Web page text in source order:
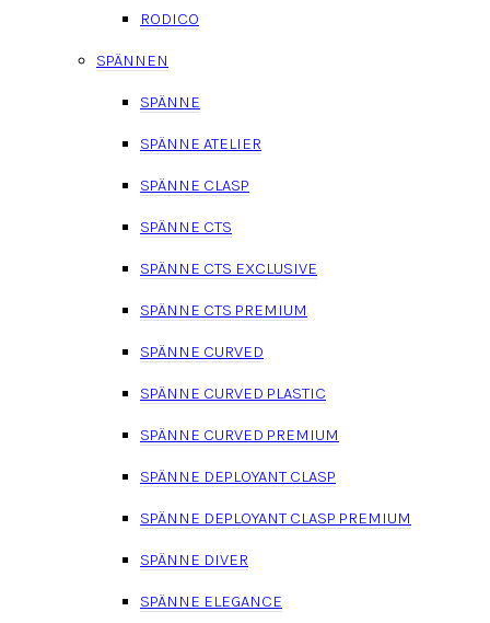
RODICO
SPÄNNEN
SPÄNNE
SPÄNNE ATELIER
SPÄNNE CLASP
SPÄNNE CTS
SPÄNNE CTS EXCLUSIVE
SPÄNNE CTS PREMIUM
SPÄNNE CURVED
SPÄNNE CURVED PLASTIC
SPÄNNE CURVED PREMIUM
SPÄNNE DEPLOYANT CLASP
SPÄNNE DEPLOYANT CLASP PREMIUM
SPÄNNE DIVER
SPÄNNE ELEGANCE